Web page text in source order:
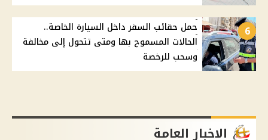
6
حمل حقائب السفر داخل السيارة الخاصة..
الحالات المسموح بها ومتى تتحول إلى مخالفة
وسحب للرخصة
الاخبار العامة